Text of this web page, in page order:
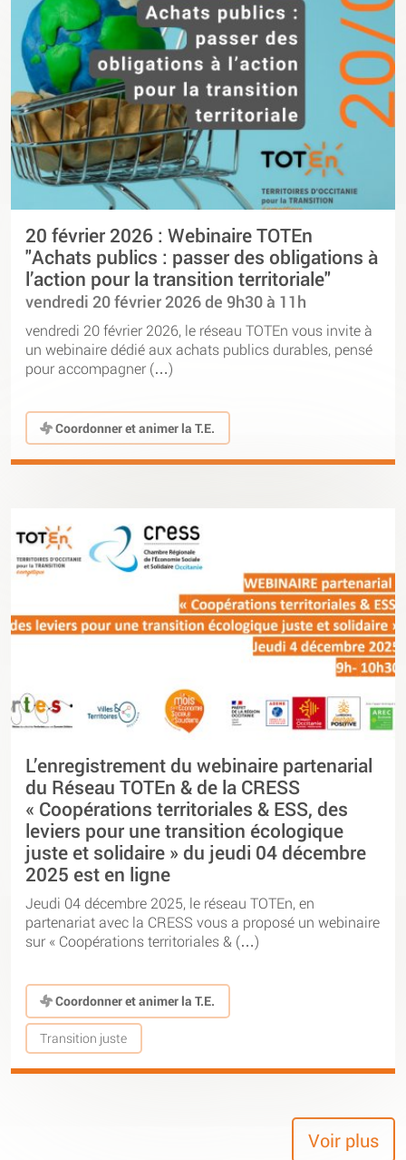
20 février 2026 : Webinaire TOTEn
"Achats publics : passer des obligations à
l’action pour la transition territoriale"
vendredi 20 février 2026 de 9h30 à 11h
vendredi 20 février 2026, le réseau TOTEn vous invite à
un webinaire dédié aux achats publics durables, pensé
pour accompagner (…)
Coordonner et animer la T.E.
L’enregistrement du webinaire partenarial
du Réseau TOTEn & de la CRESS
« Coopérations territoriales & ESS, des
leviers pour une transition écologique
juste et solidaire » du jeudi 04 décembre
2025 est en ligne
Jeudi 04 décembre 2025, le réseau TOTEn, en
partenariat avec la CRESS vous a proposé un webinaire
sur « Coopérations territoriales & (…)
Coordonner et animer la T.E.
Transition juste
Voir plus